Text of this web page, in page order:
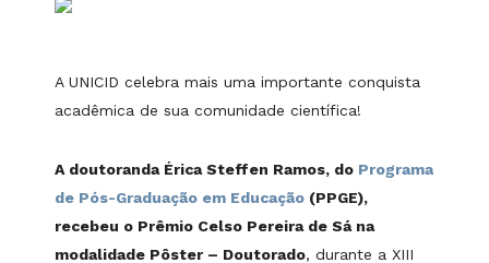
A UNICID celebra mais uma importante conquista
acadêmica de sua comunidade científica!
A doutoranda Érica Steffen Ramos, do Programa
de Pós-Graduação em Educação (PPGE),
recebeu o Prêmio Celso Pereira de Sá na
modalidade Pôster – Doutorado, durante a XIII